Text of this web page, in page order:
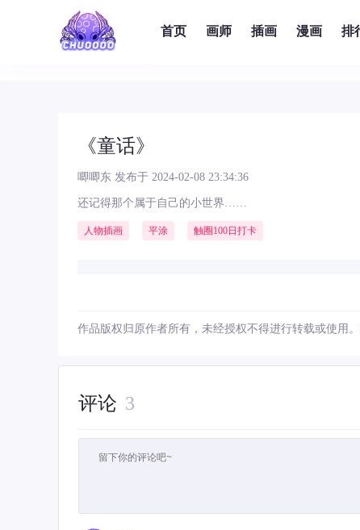
首页 画师 插画 漫画 排
《童话》
唧唧东 发布于 2024-02-08 23:34:36
还记得那个属于自己的小世界……
人物插画 平涂 触圈100日打卡
作品版权归原作者所有，未经授权不得进行转载或使用
评论 3